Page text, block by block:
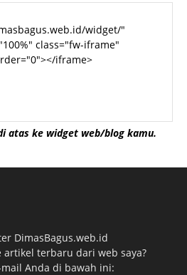
atas ke widget web/blog kamu.
terbaru dari web saya?
Anda di bawah ini: